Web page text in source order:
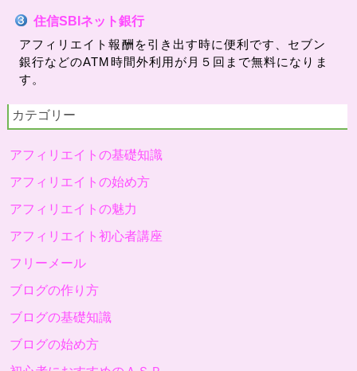
住信SBIネット銀行
アフィリエイト報酬を引き出す時に便利です、セブン
銀行などのATM時間外利用が月５回まで無料になりま
す。
カテゴリー
アフィリエイトの基礎知識
アフィリエイトの始め方
アフィリエイトの魅力
アフィリエイト初心者講座
フリーメール
ブログの作り方
ブログの基礎知識
ブログの始め方